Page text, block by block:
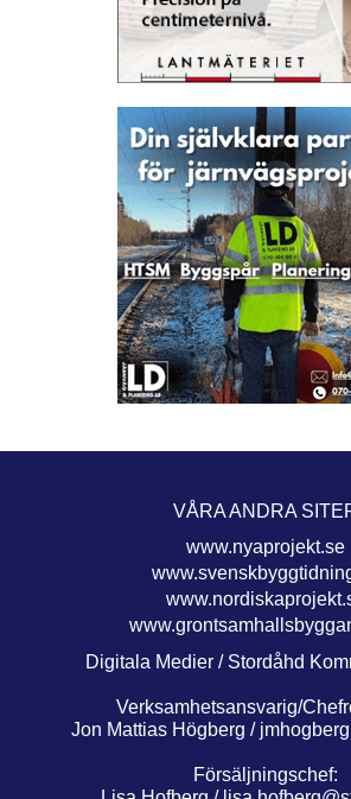
VÅRA ANDRA
www.nyaprojekt.se
Digitala Medier / Stordåhd
Verksamhetsansvarig/
Jon Mattias Högberg /
Försäljningschef: